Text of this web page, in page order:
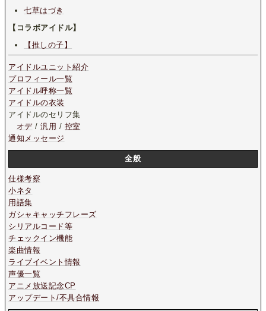
七草はづき
【コラボアイドル】
【推しの子】
アイドルユニット紹介
プロフィール一覧
アイドル呼称一覧
アイドルの衣装
アイドルのセリフ集
オデ/汎用 / 控室
通知メッセージ
全般
仕様考察
小ネタ
用語集
ガシャキャッチフレーズ
シリアルコード等
チェックイン機能
楽曲情報
ライブイベント情報
声優一覧
アニメ放送記念CP
アップデート/不具合情報